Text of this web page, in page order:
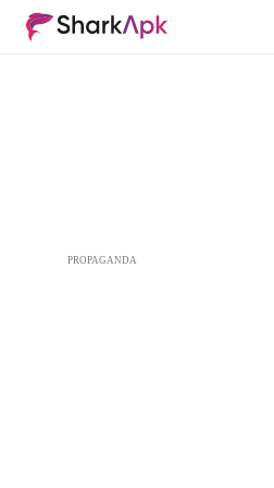
PROPAGANDA